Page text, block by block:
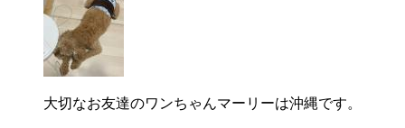
大切なお友達のワンちゃんマーリーは沖縄です。